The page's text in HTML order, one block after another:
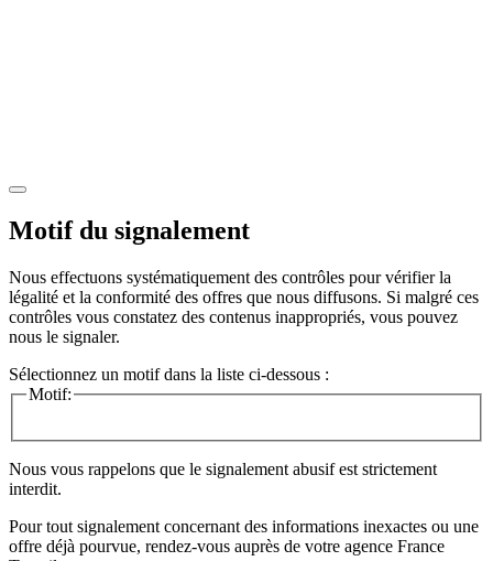
Motif du signalement
Nous effectuons systématiquement des contrôles pour vérifier la
légalité et la conformité des offres que nous diffusons. Si malgré ces
contrôles vous constatez des contenus inappropriés, vous pouvez
nous le signaler.
Sélectionnez un motif dans la liste ci-dessous :
Motif:
Nous vous rappelons que le signalement abusif est strictement
interdit.
Pour tout signalement concernant des informations inexactes ou une
offre déjà pourvue, rendez-vous auprès de votre agence France